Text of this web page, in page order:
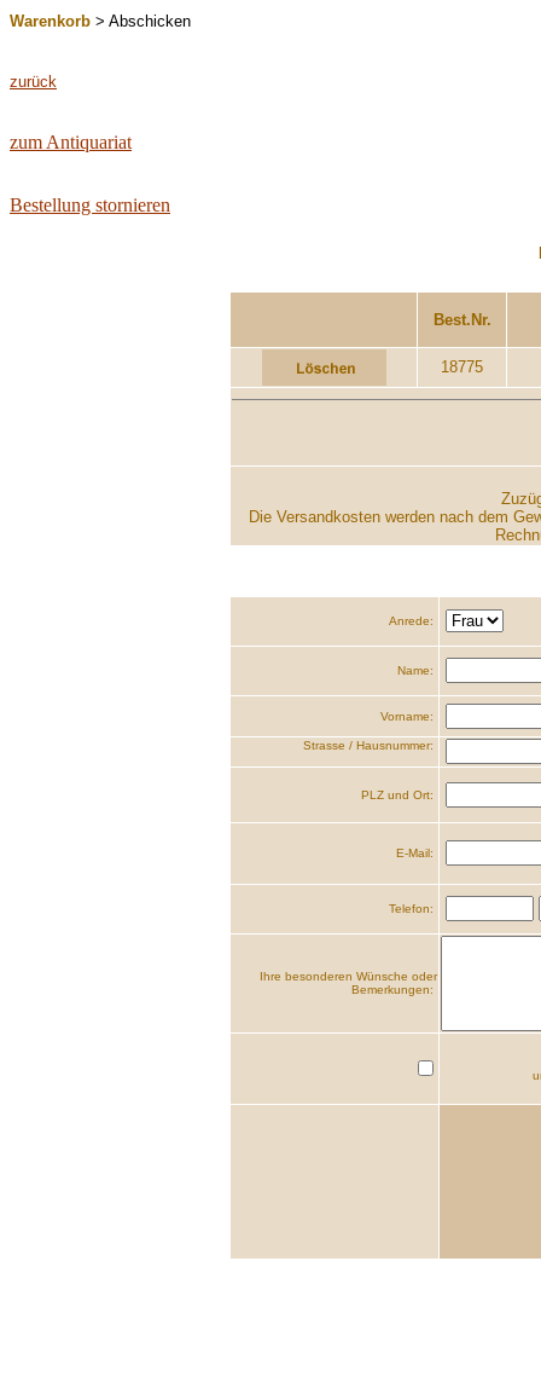
Warenkorb > Abschicken
zurück
zum Antiquariat
Bestellung stornieren
Best.Nr.
18775
Die Versandkosten werden nach dem
Anrede:
Name:
Vorname:
Strasse / Hausnummer:
PLZ und Ort:
E-Mail:
Telefon:
Ihre besonderen Wünsche oder
Bemerkungen: